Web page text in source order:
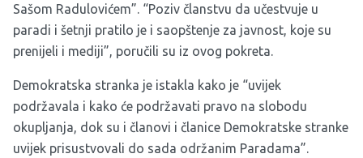
Sašom Radulovićem”. “Poziv članstvu da učestvuje u
paradi i šetnji pratilo je i saopštenje za javnost, koje su
prenijeli i mediji”, poručili su iz ovog pokreta.
Demokratska stranka je istakla kako je “uvijek
podržavala i kako će podržavati pravo na slobodu
okupljanja, dok su i članovi i članice Demokratske stranke
uvijek prisustvovali do sada održanim Paradama”.